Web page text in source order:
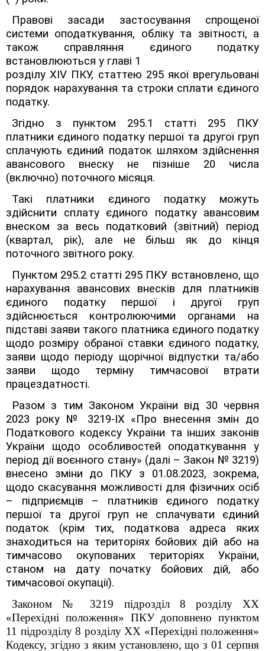
Правові засади застосування спрощеної
системи оподаткування, обліку та звітності, а
також справляння єдиного податку
встановлюються у главі 1
розділу XIV ПКУ, статтею 295 якої врегульовані
порядок нарахування та строки сплати єдиного
податку.
Згідно з пунктом 295.1 статті 295 ПКУ
платники єдиного податку першої та другої груп
сплачують єдиний податок шляхом здійснення
авансового внеску не пізніше 20 числа
(включно) поточного місяця.
Такі платники єдиного податку можуть
здійснити сплату єдиного податку авансовим
внеском за весь податковий (звітний) період
(квартал, рік), але не більш як до кінця
поточного звітного року.
Пунктом 295.2 статті 295 ПКУ встановлено, що
нарахування авансових внесків для платників
єдиного податку першої і другої груп
здійснюється контролюючими органами на
підставі заяви такого платника єдиного податку
щодо розміру обраної ставки єдиного податку,
заяви щодо періоду щорічної відпустки та/або
заяви щодо терміну тимчасової втрати
працездатності.
Разом з тим Законом України від 30 червня
2023 року № 3219-ІХ «Про внесення змін до
Податкового кодексу України та інших законів
України щодо особливостей оподаткування у
період дії воєнного стану» (далі – Закон № 3219)
внесено зміни до ПКУ з 01.08.2023, зокрема,
щодо скасування можливості для фізичних осіб
– підприємців – платників єдиного податку
першої та другої груп не сплачувати єдиний
податок (крім тих, податкова адреса яких
знаходиться на територіях бойових дій або на
тимчасово окупованих територіях України,
станом на дату початку бойових дій, або
тимчасової окупації).
Законом № 3219 підрозділ 8 розділу ХХ
«Перехідні положення» ПКУ доповнено пунктом
11 підрозділу 8 розділу ХХ «Перехідні положення»
Кодексу, згідно з яким установлено, що з 01 серпня